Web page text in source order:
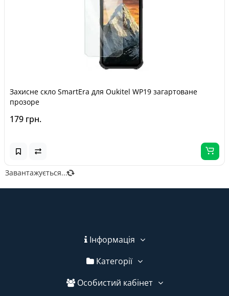
Захисне скло SmartEra для Oukitel WP19 загартоване
прозоре
179 грн.
Завантажується...
Інформація
Категорії
Особистий кабінет